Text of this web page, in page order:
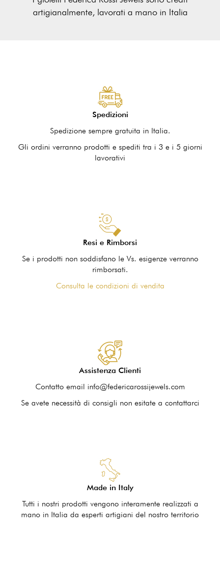
artigianalmente, lavorati a mano in Italia
Spedizioni
Spedizione sempre gratuita in Italia.
Gli ordini verranno prodotti e spediti tra i 3 e i 5 giorni
lavorativi
Resi e Rimborsi
Se i prodotti non soddisfano le Vs. esigenze verranno
rimborsati.
Consulta le condizioni di vendita
Assistenza Clienti
Contatto email info@federicarossijewels.com
Se avete necessità di consigli non esitate a contattarci
Made in Italy
Tutti i nostri prodotti vengono interamente realizzati a
mano in Italia da esperti artigiani del nostro territorio